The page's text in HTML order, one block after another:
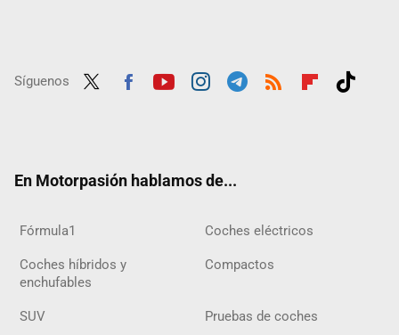
Síguenos
En Motorpasión hablamos de...
Fórmula1 Coches eléctricos
Coches híbridos y
enchufables
Compactos
SUV Pruebas de coches